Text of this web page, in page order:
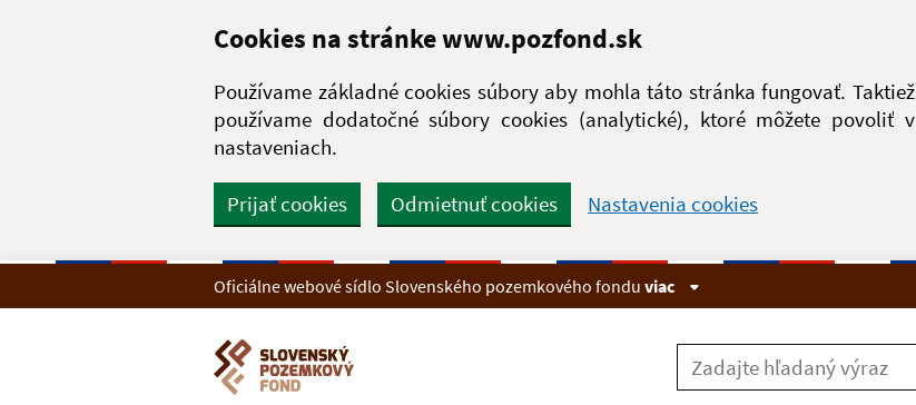
Cookies na stránke www.pozfond.sk
Používame základné cookies súbory aby mohla táto stránka fungovať. Taktiež
používame dodatočné súbory cookies (analytické), ktoré môžete povoliť v
nastaveniach.
Prijať cookies Odmietnuť cookies Nastavenia cookies
Oficiálne webové sídlo Slovenského pozemkového fondu viac